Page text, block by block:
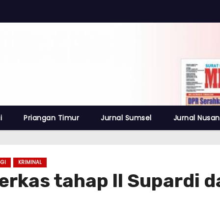
Priangan Timur Jurnal Sumsel Jurnal
KRIMINAL
tahap ll Supardi